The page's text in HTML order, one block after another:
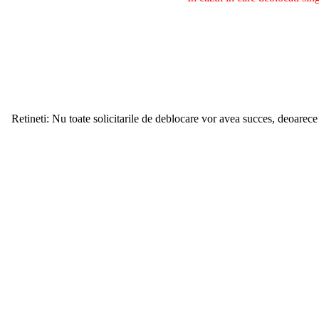
Retineti: Nu toate solicitarile de deblocare vor avea succes,